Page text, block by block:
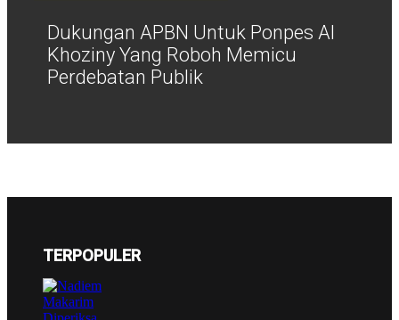
Dukungan APBN Untuk Ponpes Al
Khoziny Yang Roboh Memicu
Perdebatan Publik
TERPOPULER